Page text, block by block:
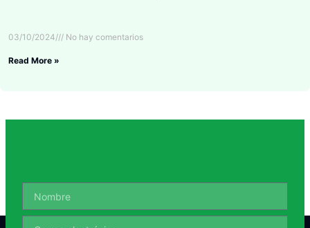
03/10/2024 No hay comentarios
Read More »